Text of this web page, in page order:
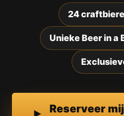
24
Unieke Beer in a
Reserveer